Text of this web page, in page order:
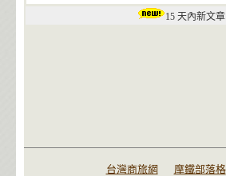
15 天內新文章
台灣商旅網 摩鐵部落格